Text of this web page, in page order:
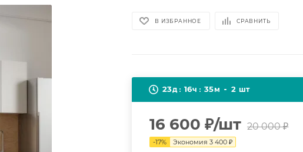
В ИЗБРАННОЕ СРАВНИТЬ
23д 16ч 35м 2 шт
16 600 ₽/шт 20 000₽
-17% Экономия3 400 ₽